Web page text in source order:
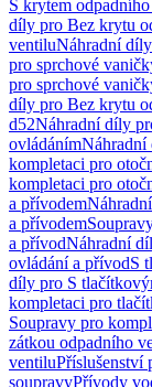
S krytem
díly pro Bez krytu
ventiluNáhradní
pro sprchové
pro sprchové
díly pro Bez krytu
d52Náhradní díly
ovládánímNáhradní
kompletaci pro
kompletaci pro
a přívodem
a přívodem
a přívodNáhradní
ovládání a přívodS
díly pro S
kompletaci pro
Soupravy pro
zátkou odpadního
ventiluPříslušenství
soupravyPřívody